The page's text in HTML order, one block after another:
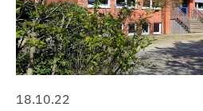
18.10.22
Studien / Wettbewerbe